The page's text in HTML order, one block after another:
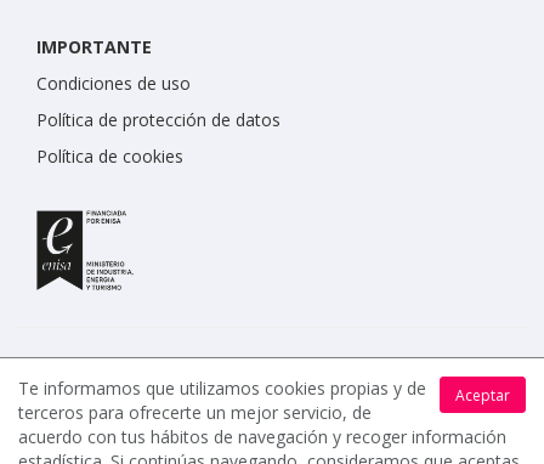
IMPORTANTE
Condiciones de uso
Política de protección de datos
Política de cookies
www.celebrents.es tiene una calificación de 5 / 5 otorgada
por 7900 miembros.
Aceptar
Te informamos que utilizamos cookies propias y de
terceros para ofrecerte un mejor servicio, de
acuerdo con tus hábitos de navegación y recoger información